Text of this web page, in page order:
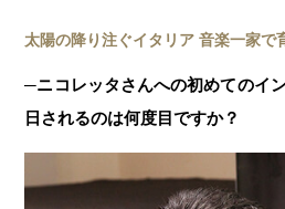
太陽の降り注ぐイタリア 音楽一家で
─ニコレッタさんへの初めてのイ
日されるのは何度目ですか？